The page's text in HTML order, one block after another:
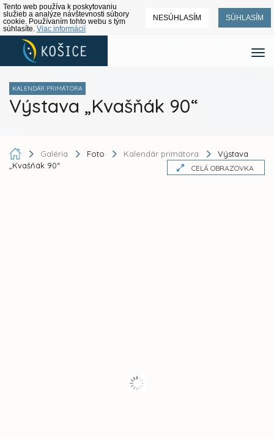
Tento web používa k poskytovaniu
služieb a analýze návštevnosti súbory
cookie. Používaním tohto webu s tým
súhlasíte. Viac informácií
NESÚHLASÍM SÚHLASÍM
KALENDÁR PRIMÁTORA
Výstava „Kvašňák 90“
Galéria Foto Kalendár primátora
Výstava
„Kvašňák 90“
CELÁ OBRAZOVKA